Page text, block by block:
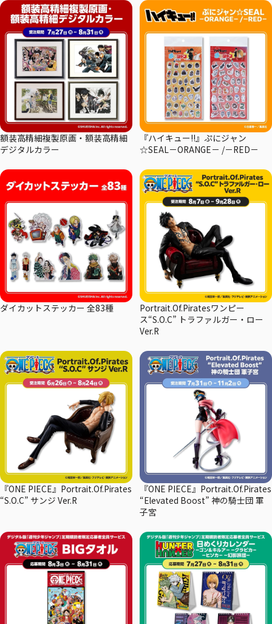
額装高精細複製原画・額装高精細
デジタルカラー
『ハイキュー!!』ぷにジャン
☆SEAL－ORANGE－ /－RED－
ダイカットステッカー 全83種
Portrait.Of.Piratesワンピー
ス“S.O.C” トラファルガー・ロー
Ver.R
『ONE PIECE』Portrait.Of.Pirates
“S.O.C” サンジ Ver.R
『ONE PIECE』Portrait.Of.Pirates
“Elevated Boost” 神の騎士団 軍
子宮